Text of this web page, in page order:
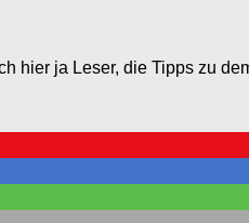
hier ja Leser, die Tipps zu